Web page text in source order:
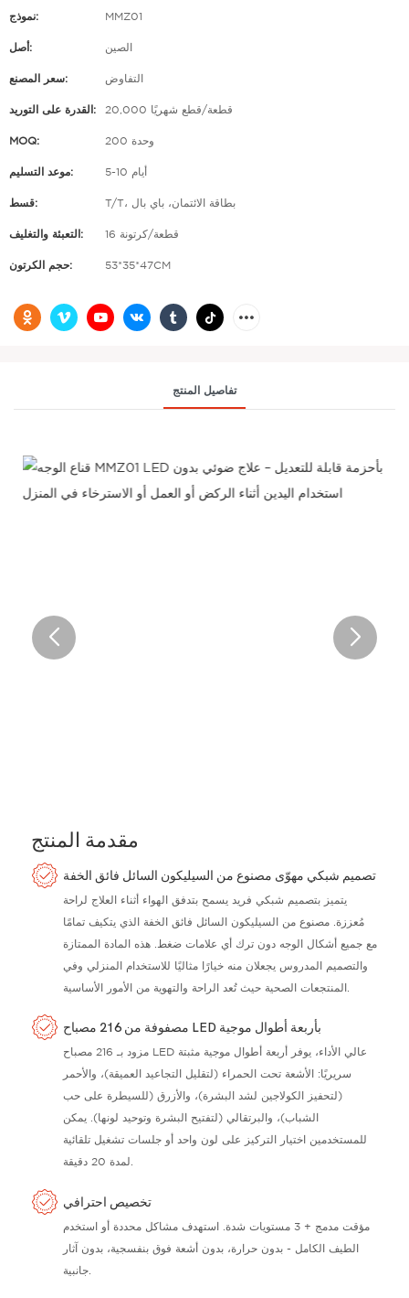
نموذج: MMZ01
أصل: الصين
سعر المصنع: التفاوض
القدرة على التوريد: 20,000 قطعة/قطع شهريًا
MOQ: 200 وحدة
موعد التسليم: 5-10 أيام
قسط: T/T، بطاقة الائتمان، باي بال
التعبئة والتغليف: 16 قطعة/كرتونة
حجم الكرتون: 53*35*47CM
تفاصيل المنتج
مقدمة المنتج
تصميم شبكي مهوّى مصنوع من السيليكون السائل فائق الخفة
يتميز بتصميم شبكي فريد يسمح بتدفق الهواء أثناء العلاج لراحة
مُعززة. مصنوع من السيليكون السائل فائق الخفة الذي يتكيف تمامًا
مع جميع أشكال الوجه دون ترك أي علامات ضغط. هذه المادة الممتازة
والتصميم المدروس يجعلان منه خيارًا مثاليًا للاستخدام المنزلي وفي
مصفوفة من 216 مصباح LED بأربعة أطوال موجية
مزود بـ 216 مصباح LED عالي الأداء، يوفر أربعة أطوال موجية مثبتة
سريريًا: الأشعة تحت الحمراء (لتقليل التجاعيد العميقة)، والأحمر
(لتحفيز الكولاجين لشد البشرة)، والأزرق (للسيطرة على حب
الشباب)، والبرتقالي (لتفتيح البشرة وتوحيد لونها). يمكن
للمستخدمين اختيار التركيز على لون واحد أو جلسات تشغيل تلقائية
لمدة 20 دقيقة.
تخصيص احترافي
مؤقت مدمج + 3 مستويات شدة. استهدف مشاكل محددة أو استخدم
الطيف الكامل - بدون حرارة، بدون أشعة فوق بنفسجية، بدون آثار
جانبية.